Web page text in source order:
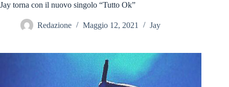
Jay torna con il nuovo singolo “Tutto Ok”
Redazione Maggio 12, 2021 Jay